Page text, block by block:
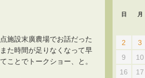
施設末廣農場でお話だった
た時間が足りなくなって早
ことでトークショー、と。
日 月
2
3
9
10
16
17